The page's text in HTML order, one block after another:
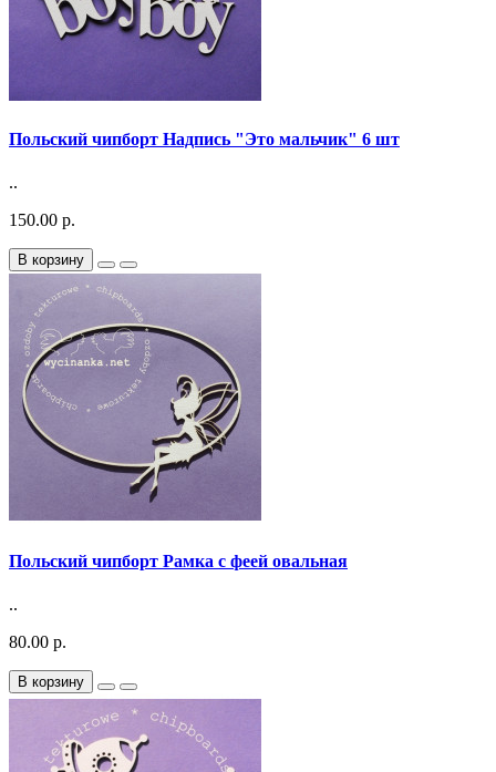
Польский чипборт Надпись "Это мальчик" 6 шт
..
150.00 р.
В корзину
Польский чипборт Рамка с феей овальная
..
80.00 р.
В корзину